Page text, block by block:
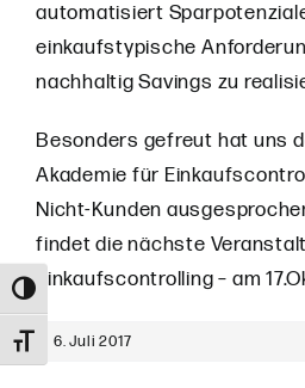
Umschalten auf hohe Kontraste
Schrift vergrößern
automatisiert
einkaufstypische
nachhaltig Savings zu
Besonders gefreut hat uns
Akademie für
Nicht-Kunden
findet die nächste
Einkaufscontrolling – am
6. Juli 2017